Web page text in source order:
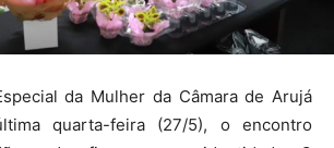
da Mulher da Câmara de Arujá
quarta-feira (27/5), o encontro